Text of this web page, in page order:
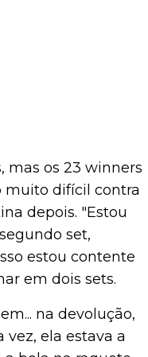
mas os 23 winners
muito difícil contra
depois. "Estou
set,
estou contente
em dois sets.
na devolução,
ela estava a